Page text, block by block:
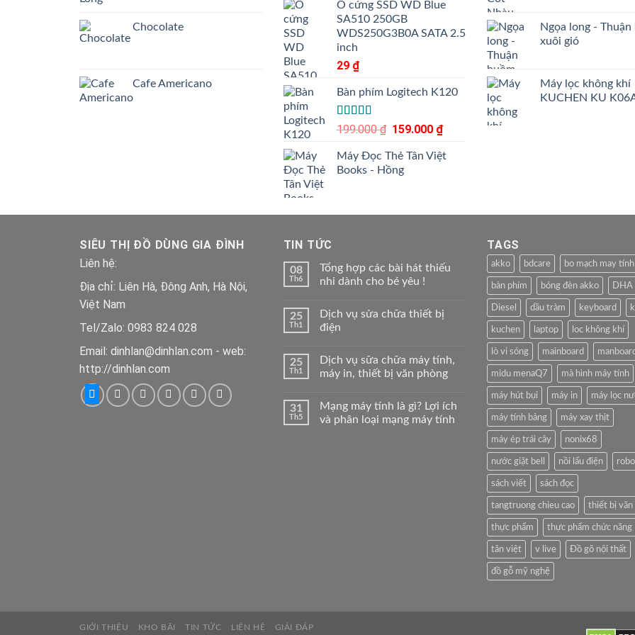
Chocolate
Cafe Americano
3.505
sao
Ổ cứng SSD WD Blue
SA510 250GB
WDS250G3B0A SATA 2.5
inch
29 ₫
Bàn phím Logitech K120
Được xếp
4.00
5
sao
199.000₫ Giá
là:
199.000 ₫.
159.000 ₫Giá
tại
Máy Đọc Thẻ Tân Việt
Books - Hồng
Ngọa long - Thuận
xuôi gió
Máy lọc không khí
KUCHEN KU
SIÊU THỊ ĐỒ DÙNG GIA ĐÌNH
Liên hệ:
Địa chỉ: Liên Hà, Đông Anh, Hà Nội,
Việt Nam
Tel/Zalo: 0983 824 028
Email: dinhlan@dinhlan.com - web:
http://dinhlan.com
TIN TỨC
08
Th6
Tổng hợp các bài hát thiếu
nhi dành cho bé yêu !
25
Th1
Dịch vụ sửa chữa thiết bị
điện
25
Th1
Dịch vụ sữa chữa máy tính,
máy in, thiết bị văn phòng
31
Th5
Mạng máy tính là gì? Lợi ích
và phân loại mạng máy tính
TAGS
akko bdcare bo mạch may tính
bàn phím bóng đèn akko DHA
Diesel dầu tràm keyboard
kuchen laptop loc không khí
lò vi sóng mainboard manboard
midu menaQ7 mà hình máy tính
máy hút bụi máy in máy lọc
máy tính bảng máy xay thịt
máy ép trái cây nonix68
nước giặt bell nồi lẩu điện
sách viết sách đọc
tangtruong chieu cao thiết bị văn
thực phẩm thực phẩm chức năng
tân việt v live Đồ gõ nội thất
đồ gỗ mỹ nghệ
GIỚI THIỆU KHO BÃI TIN TỨC LIÊN HỆ GIẢI ĐÁP